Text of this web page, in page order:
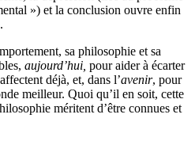
») et la conclusion ouvre enfin
sa philosophie et sa
aujourd’hui, pour aider à écarter
déjà, et, dans l’avenir, pour
meilleur. Quoi qu’il en soit, cette
méritent d’être connues et